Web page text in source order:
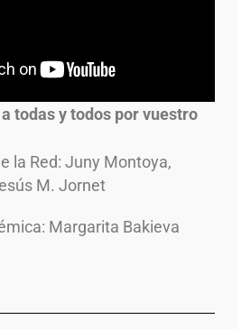
todas y todos por vuestro
la Red: Juny Montoya,
M. Jornet
Margarita Bakieva